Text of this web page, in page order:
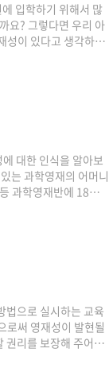
입학하기 위해서 많
요? 그렇다면 우리 아
성이 있다고 생각하는
러한 반응을 독특하게
문지를 통해 수집되
대한 인식을 알아보
는 과학영재의 어머니
과학영재반에 18명,
에 따라 다양하게 접
계의 절차를 통해 ..
법으로 실시하는 교육
로써 영재성이 발현될
권리를 보장해 주어야
지식을 소모하는 인